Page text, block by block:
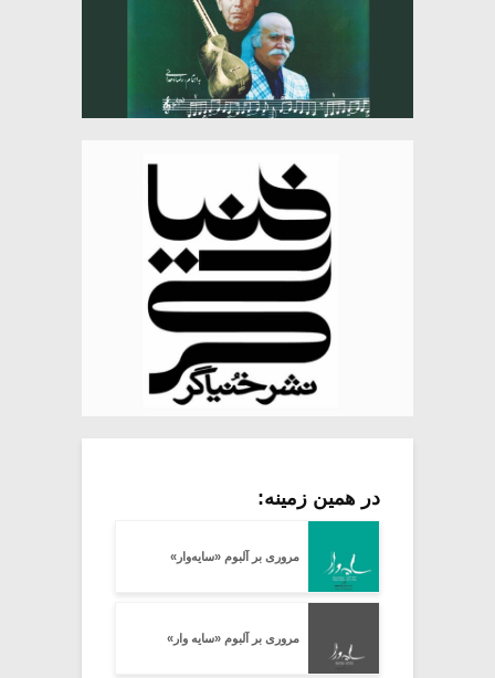
در همین زمینه:
مروری بر آلبوم «سایه‌وار»
مروری بر آلبوم «سایه وار»